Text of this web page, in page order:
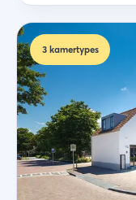
3 kamertypes